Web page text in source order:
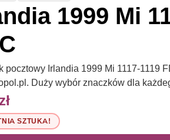
1999 Mi
pocztowy Irlandia 1999 Mi 1117-1119
Duży wybór znaczków dla
SZTUKA!